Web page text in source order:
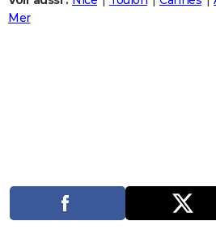
Destinations
City break
Voyage nature
Voyage de noces
Forum
Climat
+
PHOTO
PROGRAMME TV
Mer